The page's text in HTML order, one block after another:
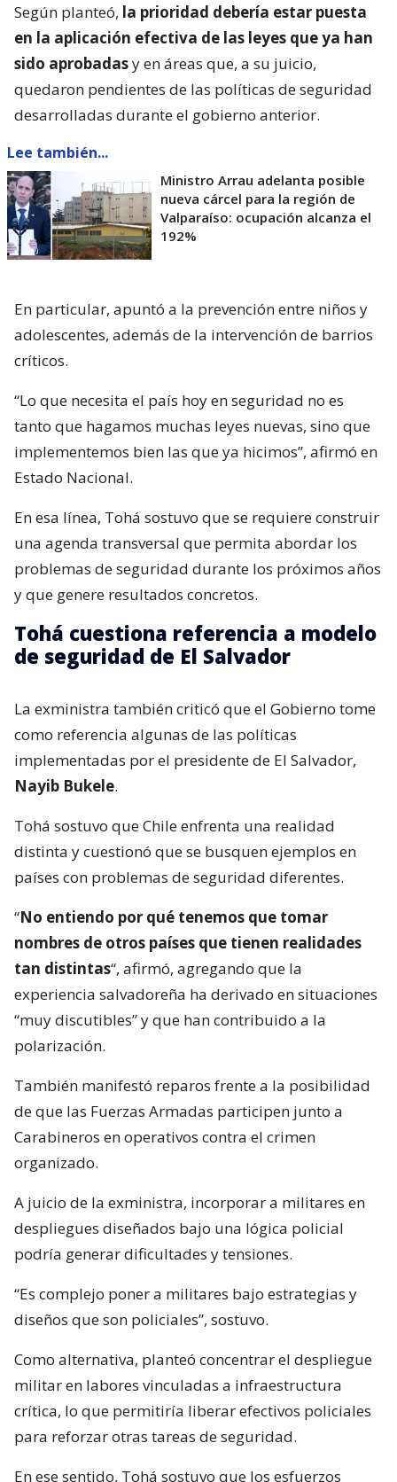
Según planteó, la prioridad debería estar puesta
en la aplicación efectiva de las leyes que ya han
sido aprobadasy en áreas que, a su juicio,
quedaron pendientes de las políticas de seguridad
desarrolladas durante el gobierno anterior.
Lee también...
Ministro Arrau adelanta posible
nueva cárcel para la región de
Valparaíso: ocupación alcanza el
192%
En particular, apuntó a la prevención entre niños y
adolescentes, además de la intervención de barrios
críticos.
“Lo que necesita el país hoy en seguridad no es
tanto que hagamos muchas leyes nuevas, sino que
implementemos bien las que ya hicimos”, afirmó en
Estado Nacional.
En esa línea, Tohá sostuvo que se requiere construir
una agenda transversal que permita abordar los
problemas de seguridad durante los próximos años
y que genere resultados concretos.
Tohá cuestiona referencia a modelo
de seguridad de El Salvador
La exministra también criticó que el Gobierno tome
como referencia algunas de las políticas
implementadas por el presidente de El Salvador,
Nayib Bukele.
Tohá sostuvo que Chile enfrenta una realidad
distinta y cuestionó que se busquen ejemplos en
países con problemas de seguridad diferentes.
“No entiendo por qué tenemos que tomar
nombres de otros países que tienen realidades
tan distintas“, afirmó, agregando que la
experiencia salvadoreña ha derivado en situaciones
“muy discutibles” y que han contribuido a la
polarización.
También manifestó reparos frente a la posibilidad
de que las Fuerzas Armadas participen junto a
Carabineros en operativos contra el crimen
organizado.
A juicio de la exministra, incorporar a militares en
despliegues diseñados bajo una lógica policial
podría generar dificultades y tensiones.
“Es complejo poner a militares bajo estrategias y
diseños que son policiales”, sostuvo.
Como alternativa, planteó concentrar el despliegue
militar en labores vinculadas a infraestructura
crítica, lo que permitiría liberar efectivos policiales
para reforzar otras tareas de seguridad.
En ese sentido, Tohá sostuvo que los esfuerzos